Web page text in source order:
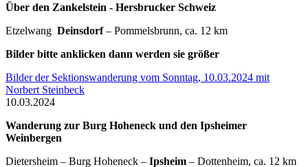
Über den Zankelstein - Hersbrucker Schweiz
Etzelwang Deinsdorf– Pommelsbrunn, ca. 12 km
Bilder bitte anklicken dann werden sie größer
Bilder der Sektionswanderung vom Sonntag, 10.03.2024 mit
Norbert Steinbeck
10.03.2024
Wanderung zur Burg Hoheneck und den Ipsheimer
Weinbergen
Dietersheim – Burg Hoheneck – Ipsheim – Dottenheim, ca. 12 km